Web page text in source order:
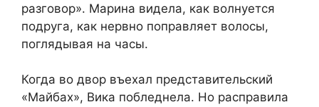
разговор». Марина видела, как волнуется
подруга, как нервно поправляет волосы,
поглядывая на часы.
Когда во двор въехал представительский
«Майбах», Вика побледнела. Но расправила